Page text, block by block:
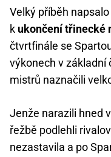
Velký příběh
k ukončení třinecké
čtvrtfinále se
výkonech v základní
mistrů naznačili
Jenže narazili hned
řežbě podlehli
nezastavila a po